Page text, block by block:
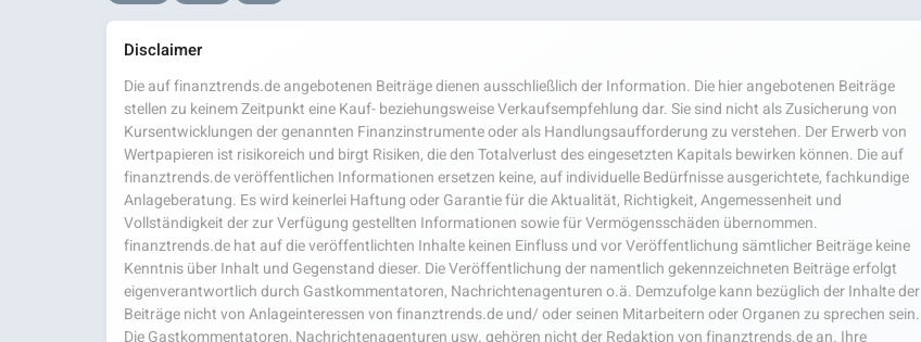
Disclaimer
Die auf finanztrends.de angebotenen Beiträge dienen ausschließlich der Information. Die hier angebotenen Beiträge
stellen zu keinem Zeitpunkt eine Kauf- beziehungsweise Verkaufsempfehlung dar. Sie sind nicht als Zusicherung von
Kursentwicklungen der genannten Finanzinstrumente oder als Handlungsaufforderung zu verstehen. Der Erwerb von
Wertpapieren ist risikoreich und birgt Risiken, die den Totalverlust des eingesetzten Kapitals bewirken können. Die auf
finanztrends.de veröffentlichen Informationen ersetzen keine, auf individuelle Bedürfnisse ausgerichtete, fachkundige
Anlageberatung. Es wird keinerlei Haftung oder Garantie für die Aktualität, Richtigkeit, Angemessenheit und
Vollständigkeit der zur Verfügung gestellten Informationen sowie für Vermögensschäden übernommen.
finanztrends.de hat auf die veröffentlichten Inhalte keinen Einfluss und vor Veröffentlichung sämtlicher Beiträge keine
Kenntnis über Inhalt und Gegenstand dieser. Die Veröffentlichung der namentlich gekennzeichneten Beiträge erfolgt
eigenverantwortlich durch Gastkommentatoren, Nachrichtenagenturen o.ä. Demzufolge kann bezüglich der Inhalte der
Beiträge nicht von Anlageinteressen von finanztrends.de und/ oder seinen Mitarbeitern oder Organen zu sprechen sein.
Die Gastkommentatoren, Nachrichtenagenturen usw. gehören nicht der Redaktion von finanztrends.de an. Ihre